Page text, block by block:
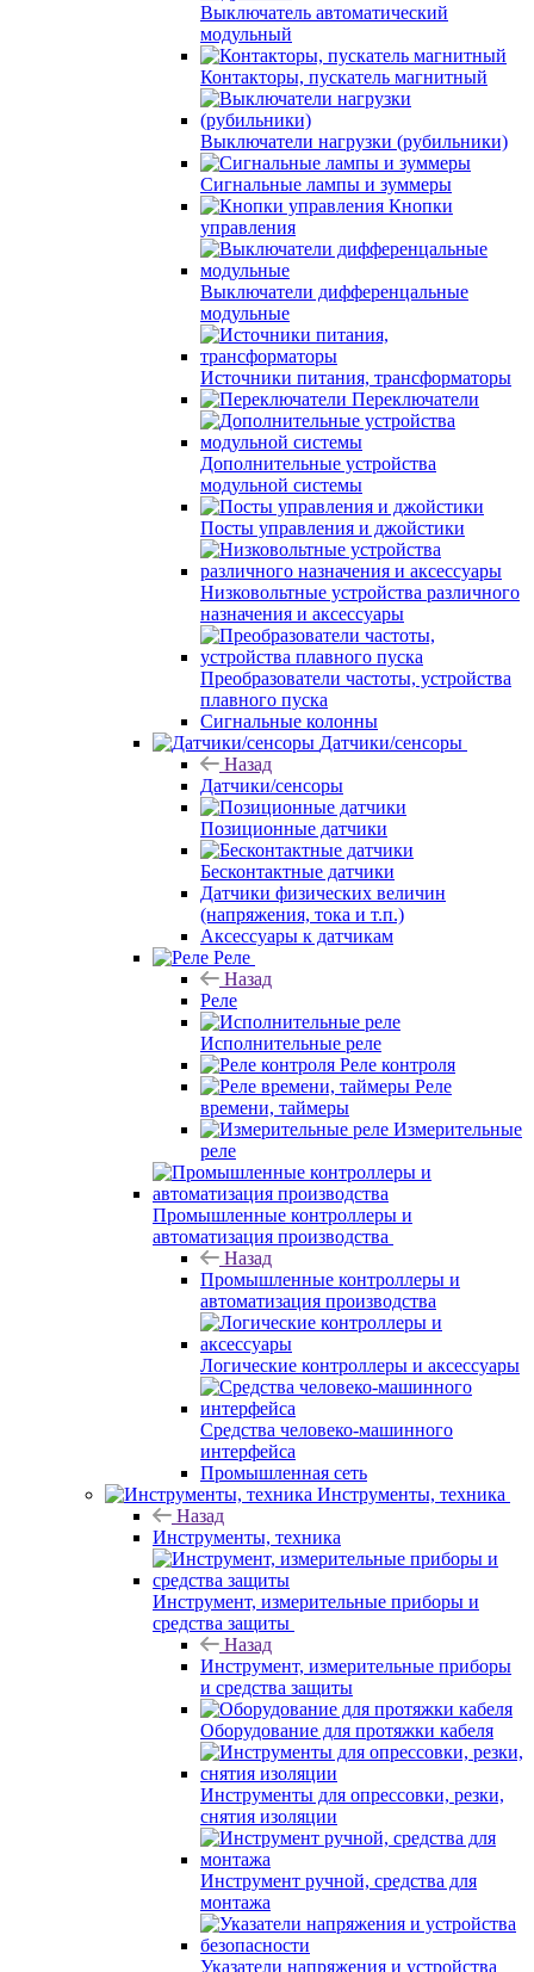
Выключатель автоматический
модульный
Контакторы, пускатель магнитный
Выключатели нагрузки (рубильники)
Сигнальные лампы и зуммеры
Кнопки
управления
Выключатели дифференцальные
модульные
Источники питания, трансформаторы
Переключатели
Дополнительные устройства
модульной системы
Посты управления и джойстики
Низковольтные устройства различного
назначения и аксессуары
Преобразователи частоты, устройства
плавного пуска
Сигнальные колонны
Датчики/сенсоры
Назад
Датчики/сенсоры
Позиционные датчики
Бесконтактные датчики
Датчики физических величин
(напряжения, тока и т.п.)
Аксессуары к датчикам
Реле
Назад
Реле
Исполнительные реле
Реле контроля
Реле
времени, таймеры
Измерительные
реле
Промышленные контроллеры и
автоматизация производства
Назад
Промышленные контроллеры и
автоматизация производства
Логические контроллеры и аксессуары
Средства человеко-машинного
интерфейса
Промышленная сеть
Инструменты, техника
Назад
Инструменты, техника
Инструмент, измерительные приборы и
средства защиты
Назад
Инструмент, измерительные приборы
и средства защиты
Оборудование для протяжки кабеля
Инструменты для опрессовки, резки,
снятия изоляции
Инструмент ручной, средства для
монтажа
Указатели напряжения и устройства